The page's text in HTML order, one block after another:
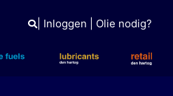
| Inloggen Olie nodig?